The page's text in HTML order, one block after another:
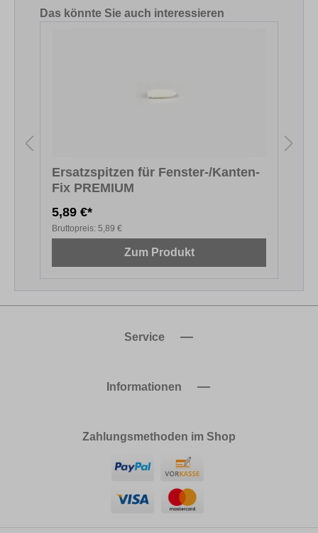
Produktgalerie überspringen
Das könnte Sie auch interessieren
Ersatzspitzen für Fenster-/Kanten-
Fix PREMIUM
5,89 €*
Bruttopreis: 5,89 €
Zum Produkt
Service
Informationen
Zahlungsmethoden im Shop